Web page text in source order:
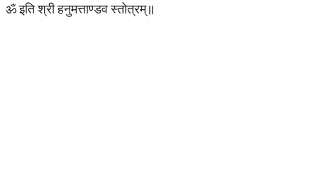
ॐ इति श्री हनुमत्ताण्डव स्तोत्रम्॥